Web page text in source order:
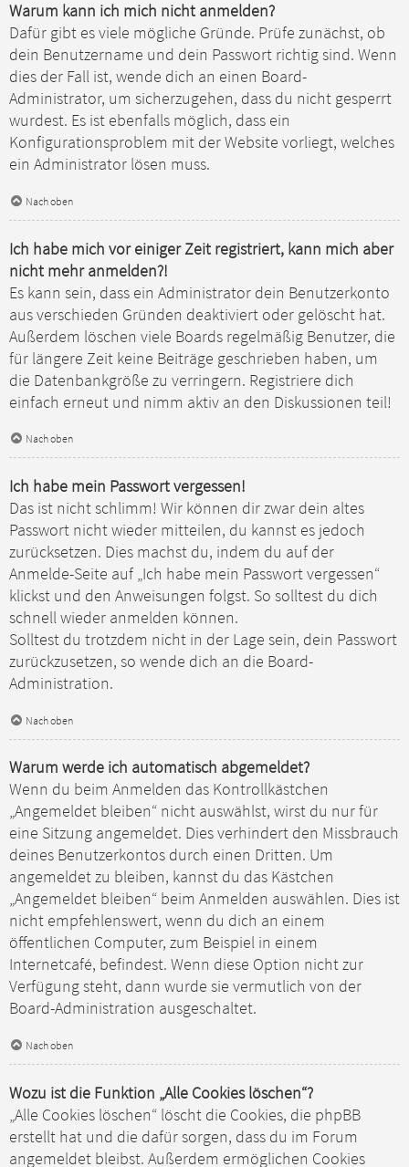
Warum kann ich mich nicht anmelden?
Dafür gibt es viele mögliche Gründe. Prüfe zunächst, ob
dein Benutzername und dein Passwort richtig sind. Wenn
dies der Fall ist, wende dich an einen Board-
Administrator, um sicherzugehen, dass du nicht gesperrt
wurdest. Es ist ebenfalls möglich, dass ein
Konfigurationsproblem mit der Website vorliegt, welches
ein Administrator lösen muss.
Nach oben
Ich habe mich vor einiger Zeit registriert, kann mich aber
nicht mehr anmelden?!
Es kann sein, dass ein Administrator dein Benutzerkonto
aus verschieden Gründen deaktiviert oder gelöscht hat.
Außerdem löschen viele Boards regelmäßig Benutzer, die
für längere Zeit keine Beiträge geschrieben haben, um
die Datenbankgröße zu verringern. Registriere dich
einfach erneut und nimm aktiv an den Diskussionen teil!
Nach oben
Ich habe mein Passwort vergessen!
Das ist nicht schlimm! Wir können dir zwar dein altes
Passwort nicht wieder mitteilen, du kannst es jedoch
zurücksetzen. Dies machst du, indem du auf der
Anmelde-Seite auf „Ich habe mein Passwort vergessen“
klickst und den Anweisungen folgst. So solltest du dich
schnell wieder anmelden können.
Solltest du trotzdem nicht in der Lage sein, dein Passwort
zurückzusetzen, so wende dich an die Board-
Administration.
Nach oben
Warum werde ich automatisch abgemeldet?
Wenn du beim Anmelden das Kontrollkästchen
„Angemeldet bleiben“ nicht auswählst, wirst du nur für
eine Sitzung angemeldet. Dies verhindert den Missbrauch
deines Benutzerkontos durch einen Dritten. Um
angemeldet zu bleiben, kannst du das Kästchen
„Angemeldet bleiben“ beim Anmelden auswählen. Dies ist
nicht empfehlenswert, wenn du dich an einem
öffentlichen Computer, zum Beispiel in einem
Internetcafé, befindest. Wenn diese Option nicht zur
Verfügung steht, dann wurde sie vermutlich von der
Board-Administration ausgeschaltet.
Nach oben
Wozu ist die Funktion „Alle Cookies löschen“?
„Alle Cookies löschen“ löscht die Cookies, die phpBB
erstellt hat und die dafür sorgen, dass du im Forum
angemeldet bleibst. Außerdem ermöglichen Cookies